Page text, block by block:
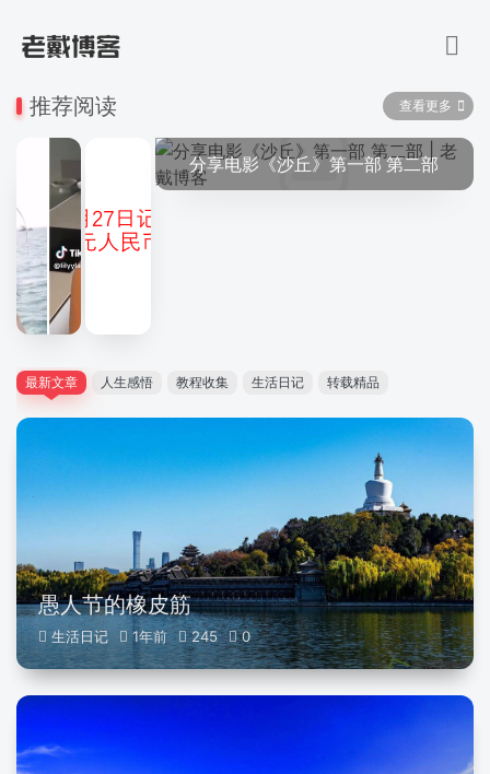
推荐阅读 查看更多
可以随机看小姐姐的网站
分享电影《沙丘》第一部 第二部
最新文章 人生感悟 教程收集 生活日记 转载精品
愚人节的橡皮筋
生活日记 1年前 245 0